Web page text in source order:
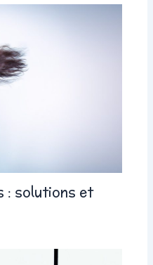
: solutions et